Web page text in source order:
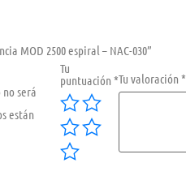
MOD 2500 espiral – NAC-030”
será
están
Tu
puntuación*Tu valoración*